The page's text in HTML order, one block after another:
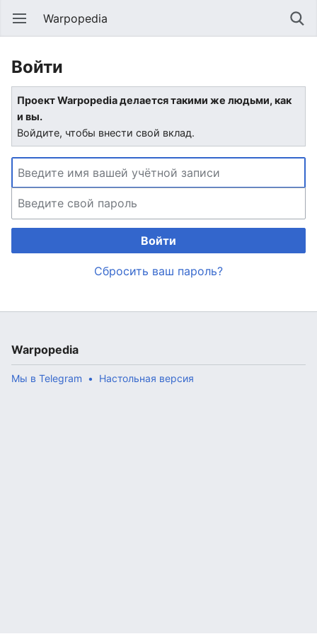
Warpopedia
Войти
Проект Warpopedia делается такими же людьми, как
и вы.
Войдите, чтобы внести свой вклад.
Войти
Сбросить ваш пароль?
Warpopedia
Мы в Telegram Настольная версия